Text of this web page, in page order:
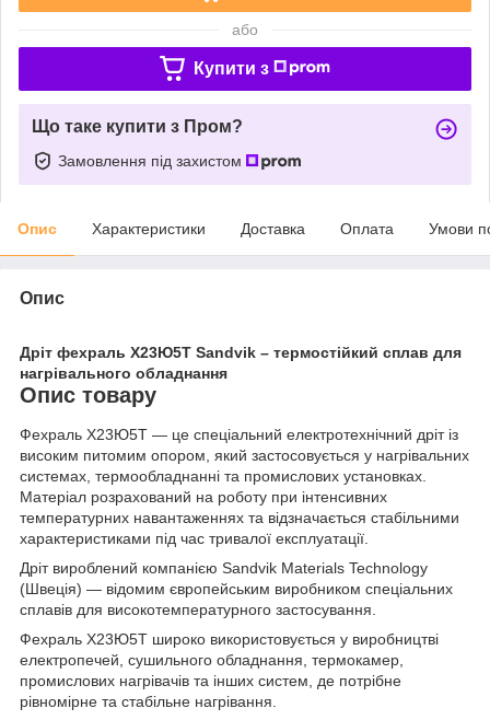
або
Купити з
Що таке купити з Пром?
Замовлення під захистом
Опис Характеристики Доставка Оплата Умови
Опис
Дріт фехраль Х23Ю5Т Sandvik – термостійкий сплав для
нагрівального обладнання
Опис товару
Фехраль Х23Ю5Т — це спеціальний електротехнічний дріт із
високим питомим опором, який застосовується у нагрівальних
системах, термообладнанні та промислових установках.
Матеріал розрахований на роботу при інтенсивних
температурних навантаженнях та відзначається стабільними
характеристиками під час тривалої експлуатації.
Дріт вироблений компанією Sandvik Materials Technology
(Швеція) — відомим європейським виробником спеціальних
сплавів для високотемпературного застосування.
Фехраль Х23Ю5Т широко використовується у виробництві
електропечей, сушильного обладнання, термокамер,
промислових нагрівачів та інших систем, де потрібне
рівномірне та стабільне нагрівання.